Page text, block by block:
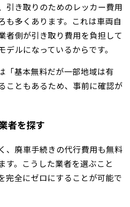
引き取りのためのレッカー費用
も多くあります。これは車両自
者側が引き取り費用を負担して
ルになっているからです。
「基本無料だが一部地域は有
こともあるため、事前に確認が
者を探す
、廃車手続きの代行費用も無料
す。こうした業者を選ぶこと
完全にゼロにすることが可能で